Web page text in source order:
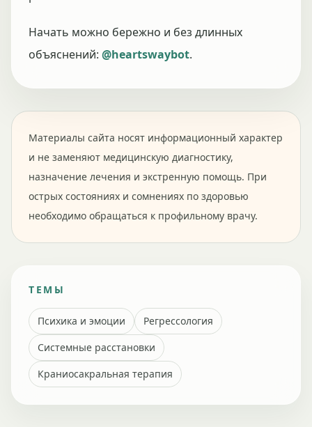
Начать можно бережно и без длинных
объяснений: @heartswaybot.
Материалы сайта носят информационный характер
и не заменяют медицинскую диагностику,
назначение лечения и экстренную помощь. При
острых состояниях и сомнениях по здоровью
необходимо обращаться к профильному врачу.
ТЕМЫ
Психика и эмоции
Регрессология
Системные расстановки
Краниосакральная терапия